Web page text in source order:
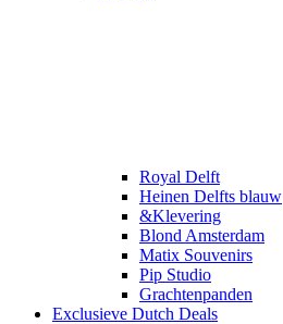
Royal Delft
Heinen Delfts blauw
&Klevering
Blond Amsterdam
Matix Souvenirs
Pip Studio
Grachtenpanden
Exclusieve Dutch Deals